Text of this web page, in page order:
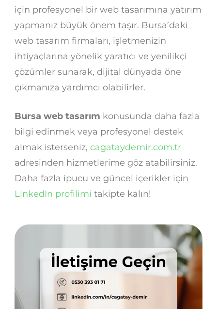
için profesyonel bir web tasarımına yatırım
yapmanız büyük önem taşır. Bursa’daki
web tasarım firmaları, işletmenizin
ihtiyaçlarına yönelik yaratıcı ve yenilikçi
çözümler sunarak, dijital dünyada öne
çıkmanıza yardımcı olabilirler.
Bursa web tasarım konusunda daha fazla
bilgi edinmek veya profesyonel destek
almak isterseniz, cagataydemir.com.tr
adresinden hizmetlerime göz atabilirsiniz.
Daha fazla ipucu ve güncel içerikler için
LinkedIn profilimi takipte kalın!